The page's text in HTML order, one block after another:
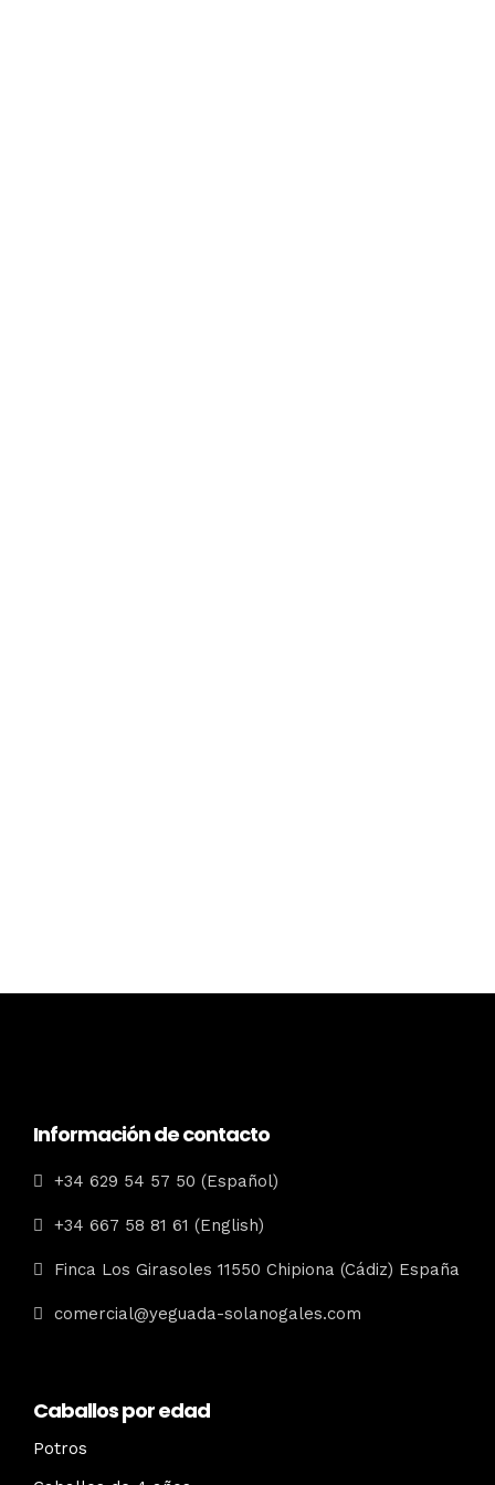
Información de contacto
+34 629 54 57 50 (Español)
+34 667 58 81 61 (English)
Finca Los Girasoles 11550 Chipiona (Cádiz) España
comercial@yeguada-solanogales.com
Caballos por edad
Potros